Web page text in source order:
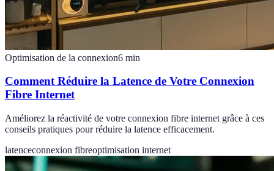
Optimisation de la connexion6 min
Comment Réduire la Latence de Votre Connexion
Fibre Internet
Améliorez la réactivité de votre connexion fibre internet grâce à ces
conseils pratiques pour réduire la latence efficacement.
latenceconnexion fibreoptimisation internet